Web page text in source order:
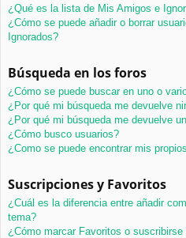
¿Qué es la lista de Mis Amigos e
¿Cómo se puede añadir o borrar
Ignorados?
Búsqueda en los foros
¿Cómo se puede buscar en uno o
¿Por qué mi búsqueda me devuelve
¿Por qué mi búsqueda me devuelve
¿Cómo busco usuarios?
¿Como se puede encontrar mis
Suscripciones y Favoritos
¿Cuál es la diferencia entre añadir
tema?
¿Cómo marcar Favoritos o